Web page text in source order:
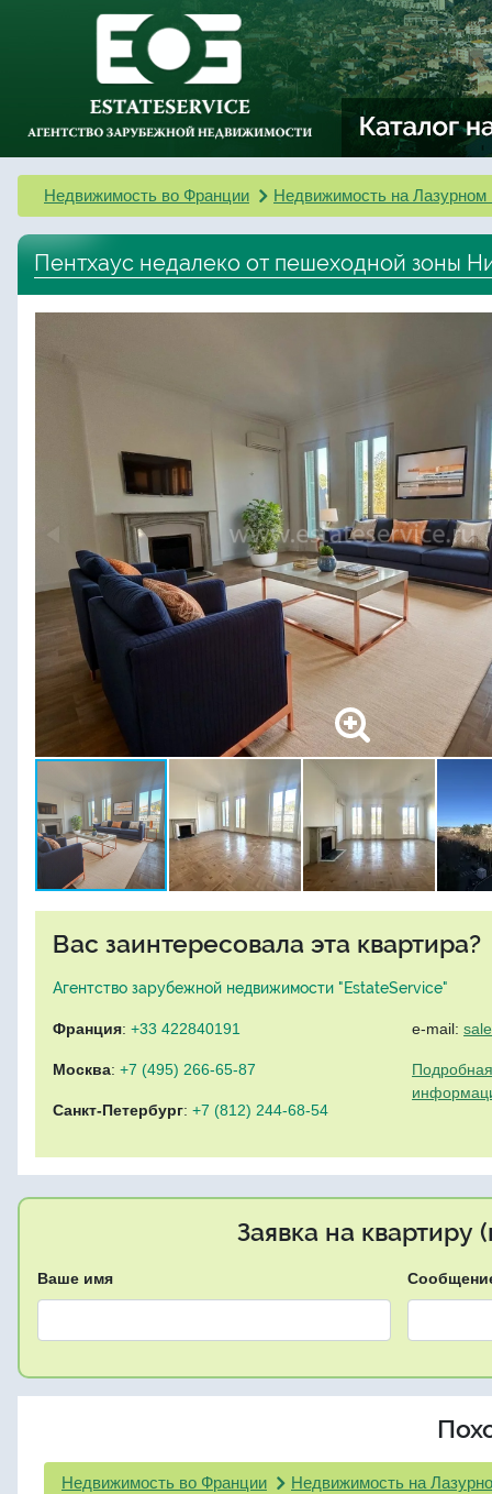
Недвижимость во Франции Недвижимость на Лазурном
Пентхаус недалеко от пешеходной зоны
Вас заинтересовала эта квартира?
Агентство зарубежной недвижимости "EstateService"
Франция: +33 422840191
Москва: +7 (495) 266-65-87
Санкт-Петербург: +7 (812) 244-68-54
e-mail:
Заявка на квартиру
Ваше имя
Недвижимость во Франции Недвижимость на